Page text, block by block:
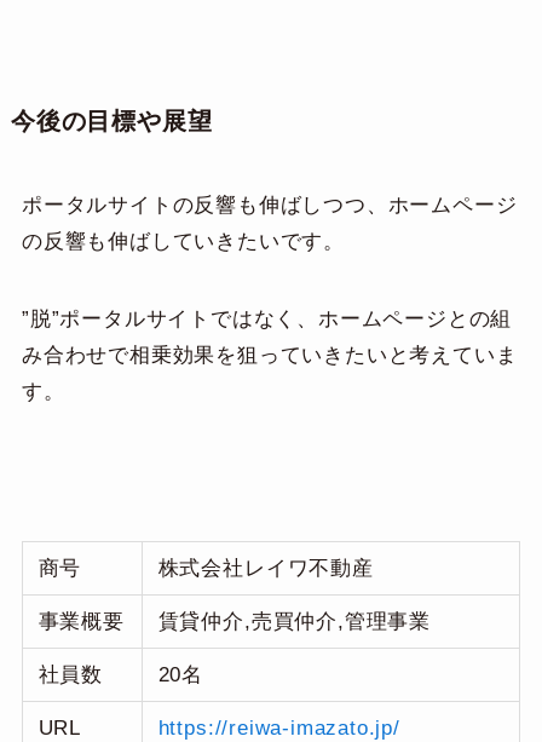
今後の目標や展望
ポータルサイトの反響も伸ばしつつ、ホームページ
の反響も伸ばしていきたいです。
”脱”ポータルサイトではなく、ホームページとの組
み合わせで相乗効果を狙っていきたいと考えていま
す。
商号 株式会社レイワ不動産
事業概要 賃貸仲介,売買仲介,管理事業
社員数 20名
URL https://reiwa-imazato.jp/